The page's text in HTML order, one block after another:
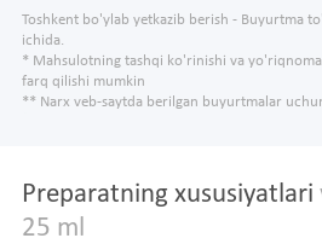
Toshkent bo'ylab yetkazib berish - Buyurtma
ichida.
* Mahsulotning tashqi ko'rinishi va
farq qilishi mumkin
** Narx veb-saytda berilgan buyurtmalar
Preparatning xususiyatlari
25 ml